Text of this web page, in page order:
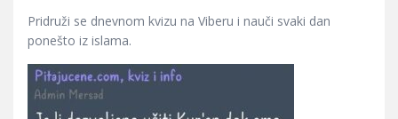
Pridruži se dnevnom kvizu na Viberu i nauči svaki dan
ponešto iz islama.